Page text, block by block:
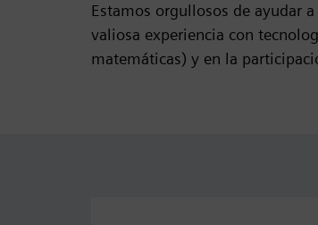
Estamos orgullosos de ayudar
valiosa experiencia con
matemáticas) y en la